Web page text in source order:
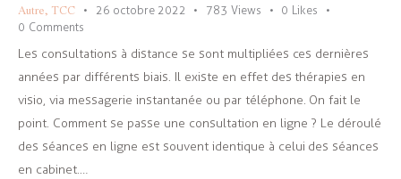
Autre, TCC 26 octobre 2022 783 Views 0
Likes
0 Comments
Les consultations à distance se sont multipliées ces dernières
années par différents biais. Il existe en effet des thérapies en
visio, via messagerie instantanée ou par téléphone. On fait le
point. Comment se passe une consultation en ligne ? Le déroulé
des séances en ligne est souvent identique à celui des séances
en cabinet. …